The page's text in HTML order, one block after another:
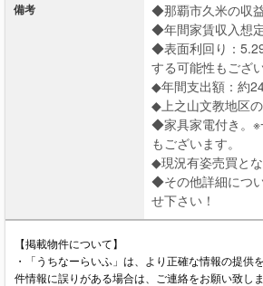
備考
◆那覇市久米の収
◆年間家賃収入想
◆表面利回り：
する可能性もござ
◆年間支出額：約
◆上之山文教地区の
◆家具家電付き。※
もございます。
◆現況有姿売買とな
◆その他詳細につ
せ下さい！
【掲載物件について】
・「うちなーらいふ」は、より正確な情報の提供
件情報に誤りがある場合は、ご連絡をお願い致しま